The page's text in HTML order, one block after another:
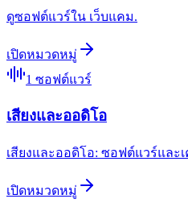
ดูซอฟต์แวร์ใน เว็บแคม.
เปิดหมวดหมู่
1 ซอฟต์แวร์
เสียงและออดิโอ
เสียงและออดิโอ: ซอฟต์แวร์และ
เปิดหมวดหมู่